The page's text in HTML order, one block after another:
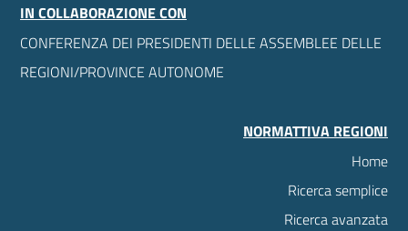
IN COLLABORAZIONE CON
CONFERENZA DEI PRESIDENTI DELLE ASSEMBLEE DELLE
REGIONI/PROVINCE AUTONOME
NORMATTIVA REGIONI
Home
Ricerca semplice
Ricerca avanzata